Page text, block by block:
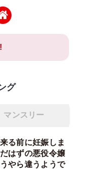
グ
マンスリー
る前に妊娠しま
はずの悪役令嬢
やら違うようで